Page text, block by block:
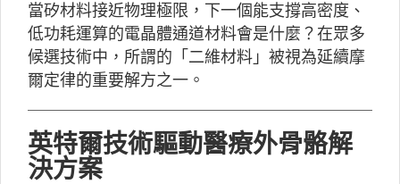
當矽材料接近物理極限，下一個能支撐高密度、
低功耗運算的電晶體通道材料會是什麼？在眾多
候選技術中，所謂的「二維材料」被視為延續摩
爾定律的重要解方之一。
英特爾技術驅動醫療外骨骼解
決方案